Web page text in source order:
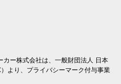
カー株式会社は、一般財団法人 日本
より、プライバシーマーク付与事業